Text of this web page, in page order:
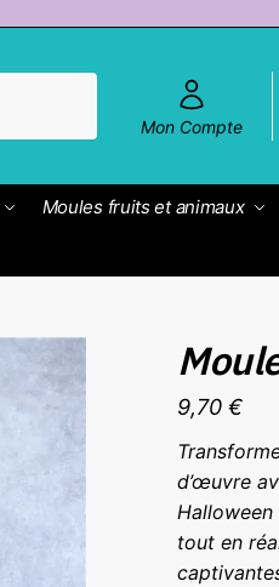
Mon Compte
Moules fruits et animaux
9,70€
d’œuvre
tout en